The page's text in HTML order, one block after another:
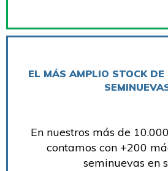
EL MÁS AMPLIO STOCK DE
En nuestros más de
contamos con +200
seminuevas en